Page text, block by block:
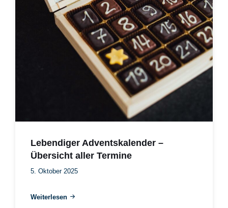
Lebendiger Adventskalender –
Übersicht aller Termine
5. Oktober 2025
Weiterlesen